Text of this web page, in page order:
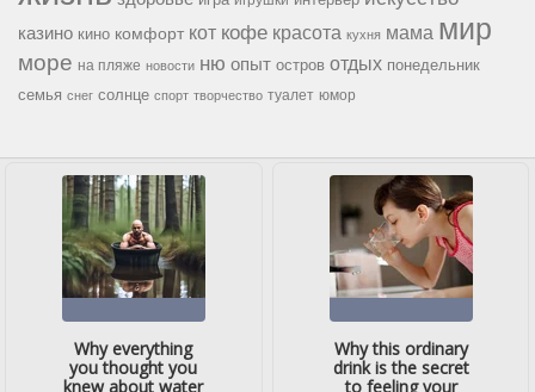
казино кино комфорт кот кофе красота кухня мама мир
море на пляже новости ню опыт остров отдых понедельник
семья снег солнце спорт творчество туалет юмор